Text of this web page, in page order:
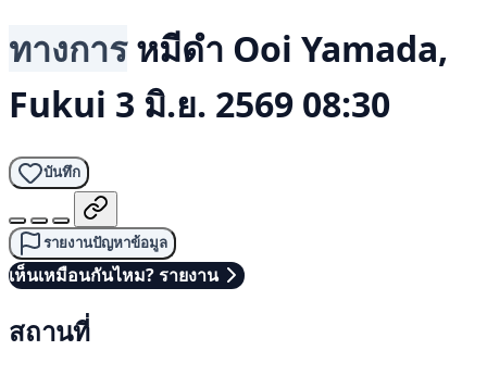
ทางการ หมีดำ Ooi Yamada,
Fukui 3 มิ.ย. 2569 08:30
บันทึก
รายงานปัญหาข้อมูล
เห็นเหมือนกันไหม? รายงาน
สถานที่